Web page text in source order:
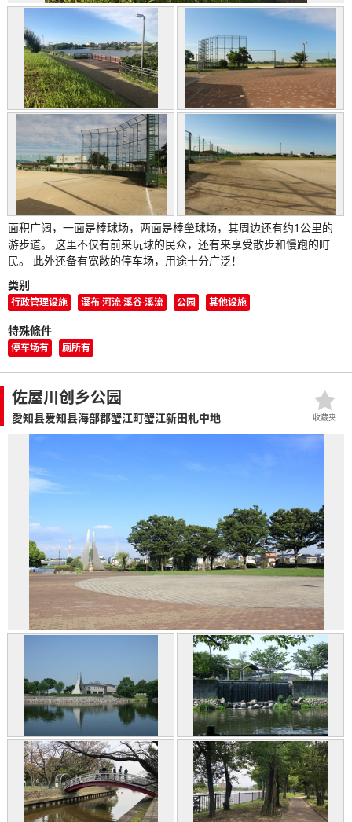
面积广阔，一面是棒球场，两面是棒垒球场，其周边还有约1公里的
游步道。 这里不仅有前来玩球的民众，还有来享受散步和慢跑的町
民。 此外还备有宽敞的停车场，用途十分广泛！
类别
行政管理设施 瀑布·河流·溪谷·溪流 公园 其他设施
特殊條件
停车场有 厕所有
佐屋川创乡公园
愛知县爱知县海部郡蟹江町蟹江新田札中地 收藏夹